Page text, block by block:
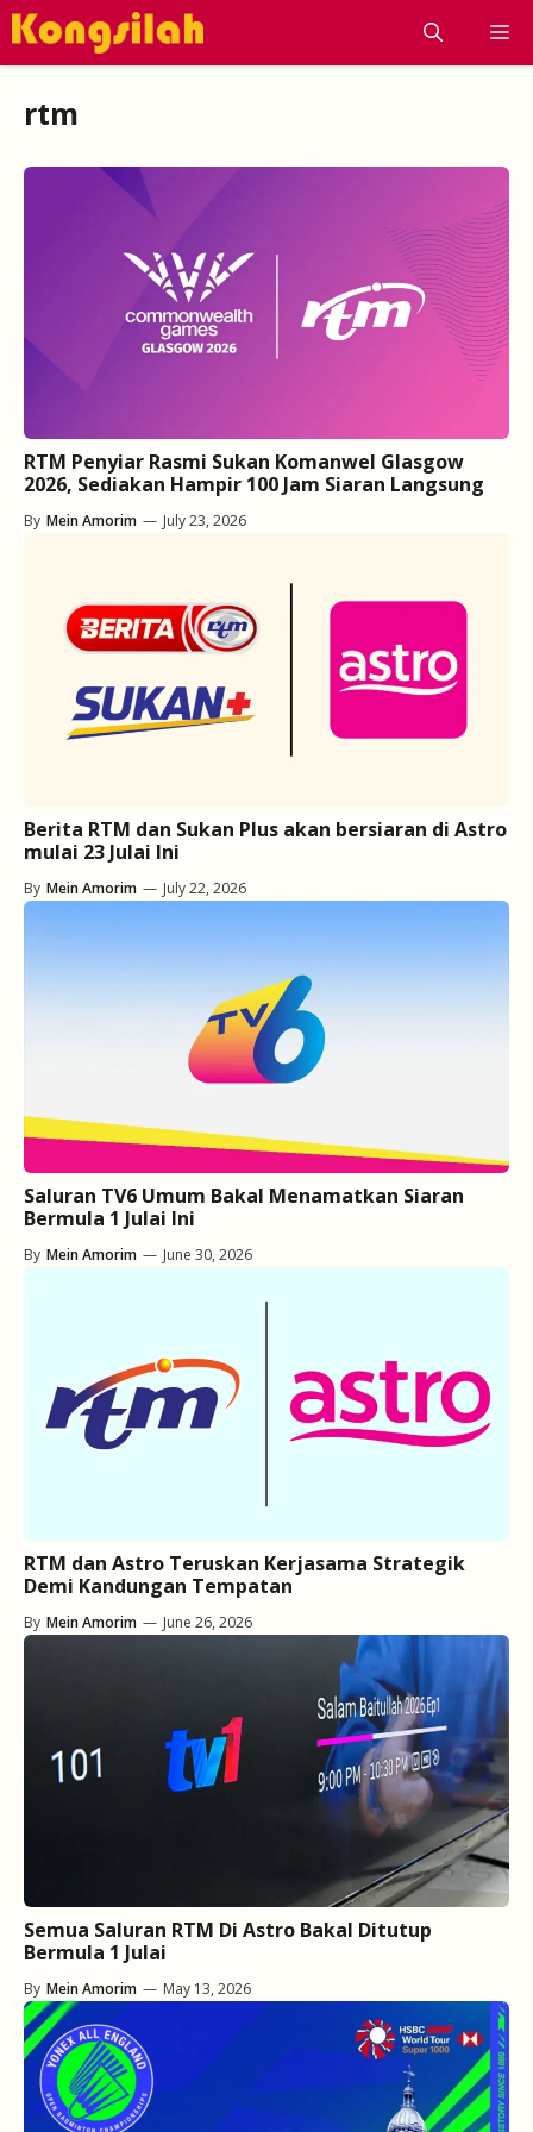
Skip
rtm
RTM Penyiar Rasmi Sukan Komanwel Glasgow
2026, Sediakan Hampir 100 Jam Siaran Langsung
By Mein Amorim — July 23, 2026
Berita RTM dan Sukan Plus akan bersiaran di Astro
mulai 23 Julai Ini
By Mein Amorim — July 22, 2026
Saluran TV6 Umum Bakal Menamatkan Siaran
Bermula 1 Julai Ini
By Mein Amorim — June 30, 2026
RTM dan Astro Teruskan Kerjasama Strategik
Demi Kandungan Tempatan
By Mein Amorim — June 26, 2026
Semua Saluran RTM Di Astro Bakal Ditutup
Bermula 1 Julai
By Mein Amorim — May 13, 2026